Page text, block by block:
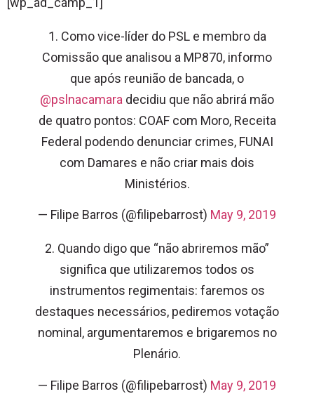
1. Como vice-líder do PSL e membro da
Comissão que analisou a MP870, informo
que após reunião de bancada, o
@pslnacamara decidiu que não abrirá mão
de quatro pontos: COAF com Moro, Receita
Federal podendo denunciar crimes, FUNAI
com Damares e não criar mais dois
Ministérios.
— Filipe Barros (@filipebarrost) May 9, 2019
2. Quando digo que “não abriremos mão”
significa que utilizaremos todos os
instrumentos regimentais: faremos os
destaques necessários, pediremos votação
nominal, argumentaremos e brigaremos no
Plenário.
— Filipe Barros (@filipebarrost) May 9, 2019